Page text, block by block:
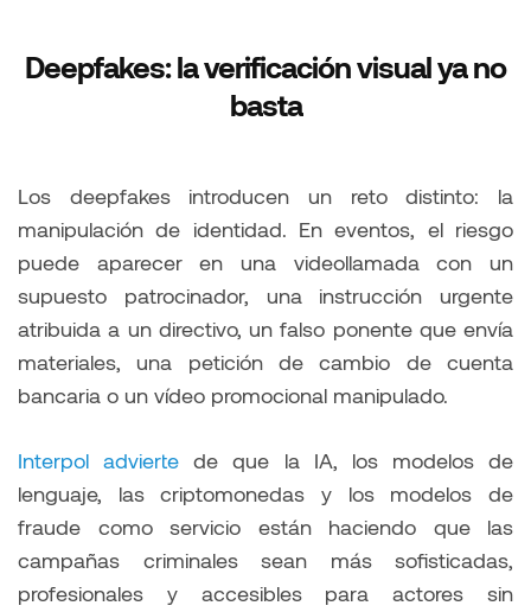
Deepfakes: la verificación visual ya no
basta
Los deepfakes introducen un reto distinto: la
manipulación de identidad. En eventos, el riesgo
puede aparecer en una videollamada con un
supuesto patrocinador, una instrucción urgente
atribuida a un directivo, un falso ponente que envía
materiales, una petición de cambio de cuenta
bancaria o un vídeo promocional manipulado.
Interpol advierte de que la IA, los modelos de
lenguaje, las criptomonedas y los modelos de
fraude como servicio están haciendo que las
campañas criminales sean más sofisticadas,
profesionales y accesibles para actores sin